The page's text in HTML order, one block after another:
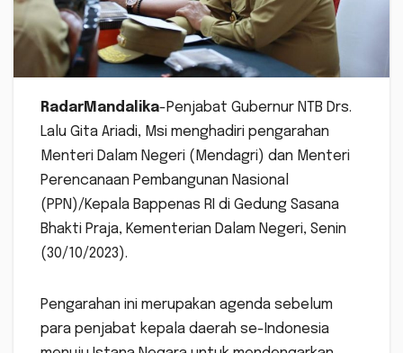
RadarMandalika-Penjabat Gubernur NTB Drs.
Lalu Gita Ariadi, Msi menghadiri pengarahan
Menteri Dalam Negeri (Mendagri) dan Menteri
Perencanaan Pembangunan Nasional
(PPN)/Kepala Bappenas RI di Gedung Sasana
Bhakti Praja, Kementerian Dalam Negeri, Senin
(30/10/2023).
Pengarahan ini merupakan agenda sebelum
para penjabat kepala daerah se-Indonesia